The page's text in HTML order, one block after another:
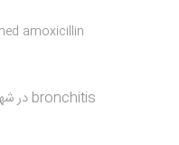
amoxicillin
bronchitis در